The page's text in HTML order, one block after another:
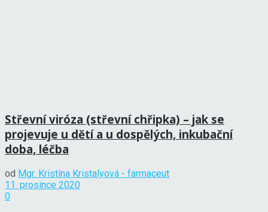
Střevní viróza (střevní chřipka) – jak se
projevuje u dětí a u dospělých, inkubační
doba, léčba
od Mgr. Kristína Kristalyová - farmaceut
11. prosince 2020
0